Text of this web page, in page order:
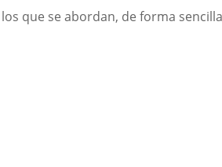
que se abordan, de forma